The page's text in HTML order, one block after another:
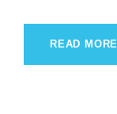
READ MORE